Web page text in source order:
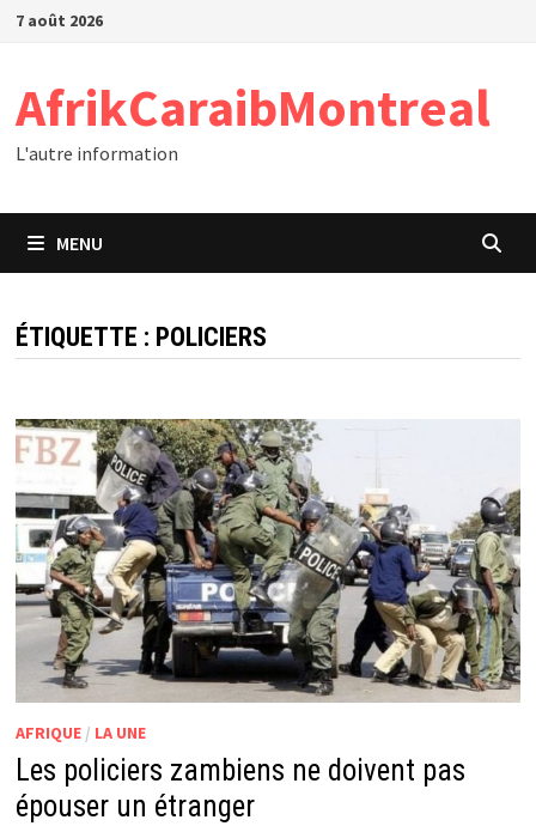
Passer
7 août 2026
AfrikCaraibMontreal
L'autre information
MENU
ÉTIQUETTE : POLICIERS
AFRIQUE/ LA UNE
Les policiers zambiens ne doivent pas
épouser un étranger